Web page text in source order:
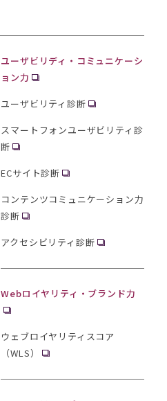
ユーザビリディ・コミュニケーシ
ョン力
ユーザビリティ診断
スマートフォンユーザビリティ診
断
ECサイト診断
コンテンツコミュニケーション力
診断
アクセシビリティ診断
Webロイヤリティ・ブランド力
ウェブロイヤリティスコア
（WLS）